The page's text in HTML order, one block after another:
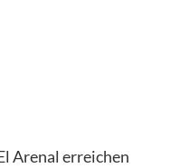
Arenal erreichen